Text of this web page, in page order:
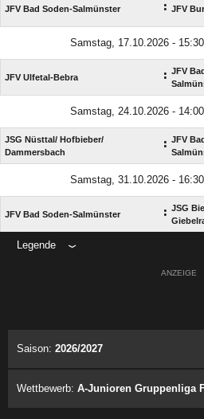
JFV Bad Soden-Salmünster : JFV
Samstag, 17.10.2026 -
JFV Ulfetal-Bebra : JFV
Samstag, 24.10.2026 -
JSG Nüsttal/​ Hofbieber/​
Dammersbach
: JFV
Samstag, 31.10.2026 -
JFV Bad Soden-Salmünster : JSG
Legende
ANZEIGE
Saison: 2026/2027
Wettbewerb: A-Junioren Gruppenliga